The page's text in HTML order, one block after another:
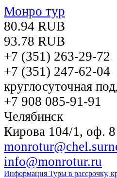
Монро тур
80.94 RUB
93.78 RUB
+7 (351) 263-29-72
+7 (351) 247-62-04
круглосуточная
+7 908 085-91-91
Челябинск
Кирова 104/1, оф. 8
info@monrotur.ru
Информация Туры в рассрочку,